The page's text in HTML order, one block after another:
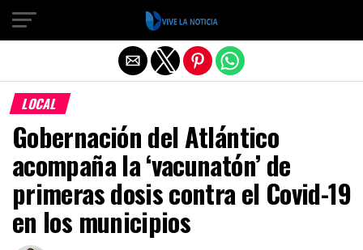
LOCAL
Gobernación del Atlántico
acompaña la ‘vacunatón’ de
primeras dosis contra el Covid-19
en los municipios
Salir de la versión móvil